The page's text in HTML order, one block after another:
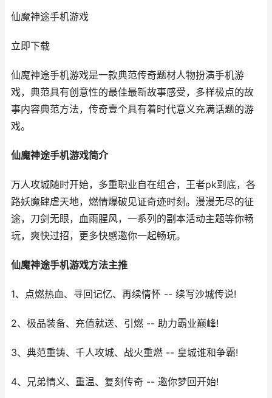
仙魔神途手机游戏
立即下载
仙魔神途手机游戏是一款典范传奇题材人物扮演手机游
戏，典范具有创意性的最佳最新故事感受，多样极点的故
事内容典范方法，传奇壹个具有着时代意义充满话题的游
戏。
仙魔神途手机游戏简介
万人攻城随时开始，多重职业自在组合，王者pk到底，各
路妖魔肆虐天地，燃情爆破见证奇迹时刻。漫漫无尽的征
途，刀剑无眼，血雨腥风，一系列的副本活动主题等你畅
玩，爽快过招，更多快感邀你一起畅玩。
仙魔神途手机游戏方法主推
1、点燃热血、寻回记忆、再续情怀 -- 续写沙城传说!
2、极品装备、充值就送、引燃 -- 助力霸业巅峰!
3、典范重铸、千人攻城、战火重燃 -- 皇城谁和争霸!
4、兄弟情义、重温、复刻传奇 -- 邀你梦回开始!